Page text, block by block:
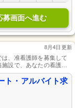
募画面へ進む
8月4日更新
、准看護師を募集して
設で、あなたの看護経
た看護と機能訓練を担当
体系でワークライフバラ
の経験が地域の健康と
ト・アルバイト求